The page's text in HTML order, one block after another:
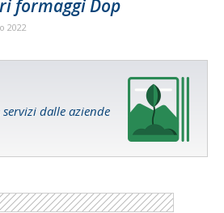
formaggi Dop
2022
dalle aziende